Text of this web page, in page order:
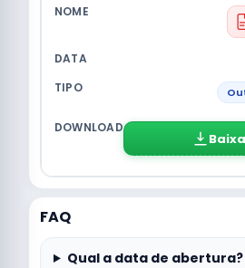
FAQ
Qual a data de abertura?